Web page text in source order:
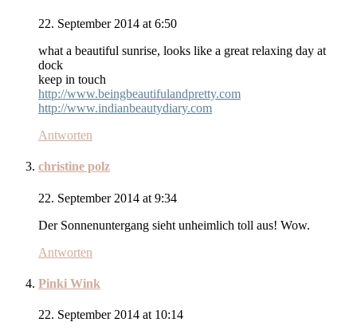
22. September 2014 at 6:50
what a beautiful sunrise, looks like a great relaxing day at
dock
keep in touch
http://www.beingbeautifulandpretty.com
http://www.indianbeautydiary.com
Antworten
christine polz
22. September 2014 at 9:34
Der Sonnenuntergang sieht unheimlich toll aus! Wow.
Antworten
Pinki Wink
22. September 2014 at 10:14